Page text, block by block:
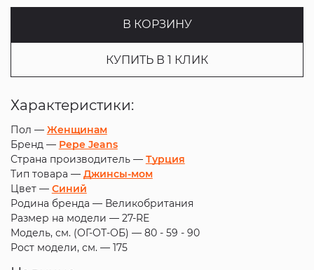
В КОРЗИНУ
КУПИТЬ В 1 КЛИК
Характеристики:
Пол — Женщинам
Бренд — Pepe Jeans
Страна производитель — Турция
Тип товара — Джинсы-мом
Цвет — Синий
Родина бренда — Великобритания
Размер на модели — 27-RE
Модель, см. (ОГ-ОТ-ОБ) — 80 - 59 - 90
Рост модели, см. — 175